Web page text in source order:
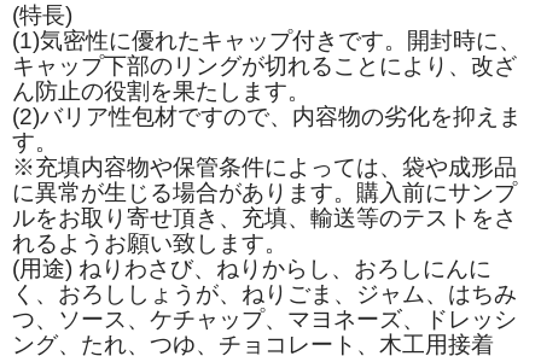
(特長)
(1)気密性に優れたキャップ付きです。開封時に、
キャップ下部のリングが切れることにより、改ざ
ん防止の役割を果たします。
(2)バリア性包材ですので、内容物の劣化を抑えま
す。
※充填内容物や保管条件によっては、袋や成形品
に異常が生じる場合があります。購入前にサンプ
ルをお取り寄せ頂き、充填、輸送等のテストをさ
れるようお願い致します。
(用途) ねりわさび、ねりからし、おろしにんに
く、おろししょうが、ねりごま、ジャム、はちみ
つ、ソース、ケチャップ、マヨネーズ、ドレッシ
ング、たれ、つゆ、チョコレート、木工用接着